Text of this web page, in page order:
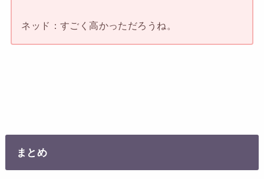
ネッド：すごく高かっただろうね。
まとめ